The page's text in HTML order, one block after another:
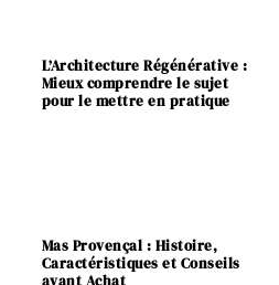
L’Architecture Régénérative :
Mieux comprendre le sujet
pour le mettre en pratique
Mas Provençal : Histoire,
Caractéristiques et Conseils